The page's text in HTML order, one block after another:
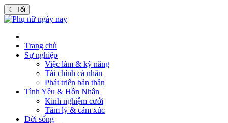
☾ Tối
Trang chủ
Sự nghiệp
Việc làm & kỹ năng
Tài chính cá nhân
Phát triển bản thân
Tình Yêu & Hôn Nhân
Kinh nghiệm cưới
Tâm lý & cảm xúc
Đời sống